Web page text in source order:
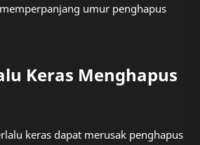
umur penghapus
Keras Menghapus
keras dapat merusak penghapus